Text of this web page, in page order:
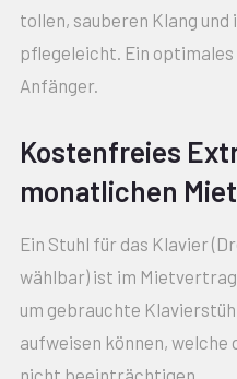
tollen, sauberen Klang
pflegeleicht. Ein
Anfänger.
Kostenfreies
monatlichen
Ein Stuhl für das Klavier
wählbar) ist im
um gebrauchte
aufweisen können,